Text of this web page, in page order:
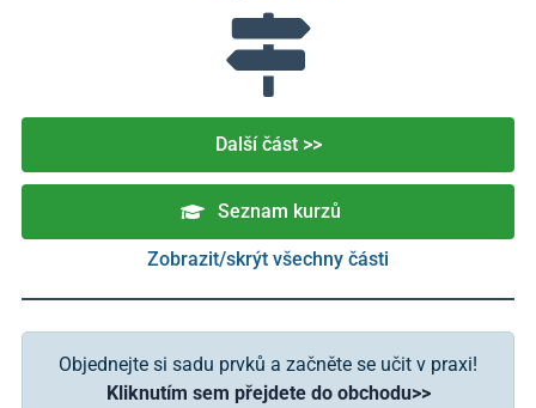
Seznam kurzů
Další část >>
Zobrazit/skrýt všechny části
Kurz pájení pro začátečníky – #1 – Úvod, obsah
Kurz pájení – #3 – poprvé s páječkou, časté chyby
Objednejte si sadu prvků a začněte se učit v praxi!
Kliknutím sem přejdete do obchodu>>